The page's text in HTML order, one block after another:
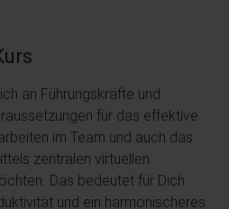
an Führungskräfte und
für das effektive
im Team und auch das
zentralen virtuellen
Das bedeutet für Dich
und ein harmonischeres